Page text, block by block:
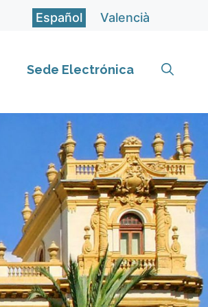
Español Valencià
Sede Electrónica